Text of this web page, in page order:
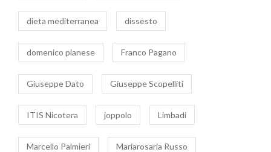
dieta mediterranea dissesto
domenico pianese Franco Pagano
Giuseppe Dato Giuseppe Scopelliti
ITIS Nicotera joppolo Limbadi
Marcello Palmieri Mariarosaria Russo